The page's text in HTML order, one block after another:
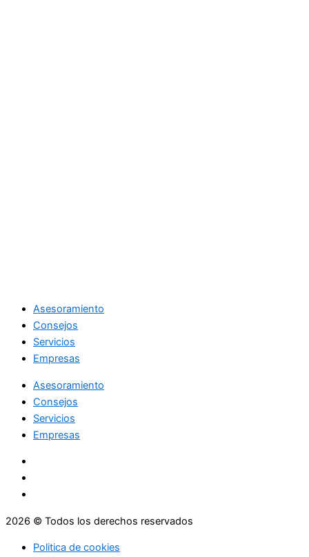
Asesoramiento
Consejos
Servicios
Empresas
Asesoramiento
Consejos
Servicios
Empresas
2026 © Todos los derechos reservados
Politica de cookies